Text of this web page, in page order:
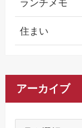
ランチメモ
住まい
アーカイブ